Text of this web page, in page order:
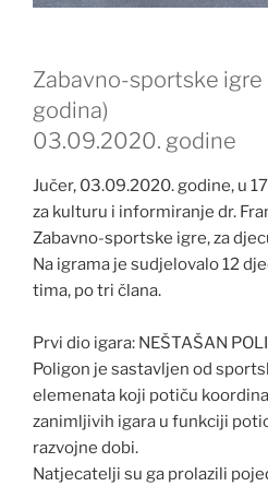
Zabavno-sportske igre
godina)
03.09.2020. godine
Jučer, 03.09.2020. godine, u
za kulturu i informiranje dr.
Zabavno-sportske igre, za
Na igrama je sudjelovalo 12
tima, po tri člana.
Prvi dio igara: NEŠTAŠAN
Poligon je sastavljen od
elemenata koji potiču
zanimljivih igara u funkciji
razvojne dobi.
Natjecatelji su ga prolazili